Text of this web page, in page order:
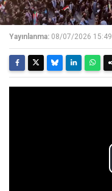
Yayınlanma: 08/07/2026 15:49